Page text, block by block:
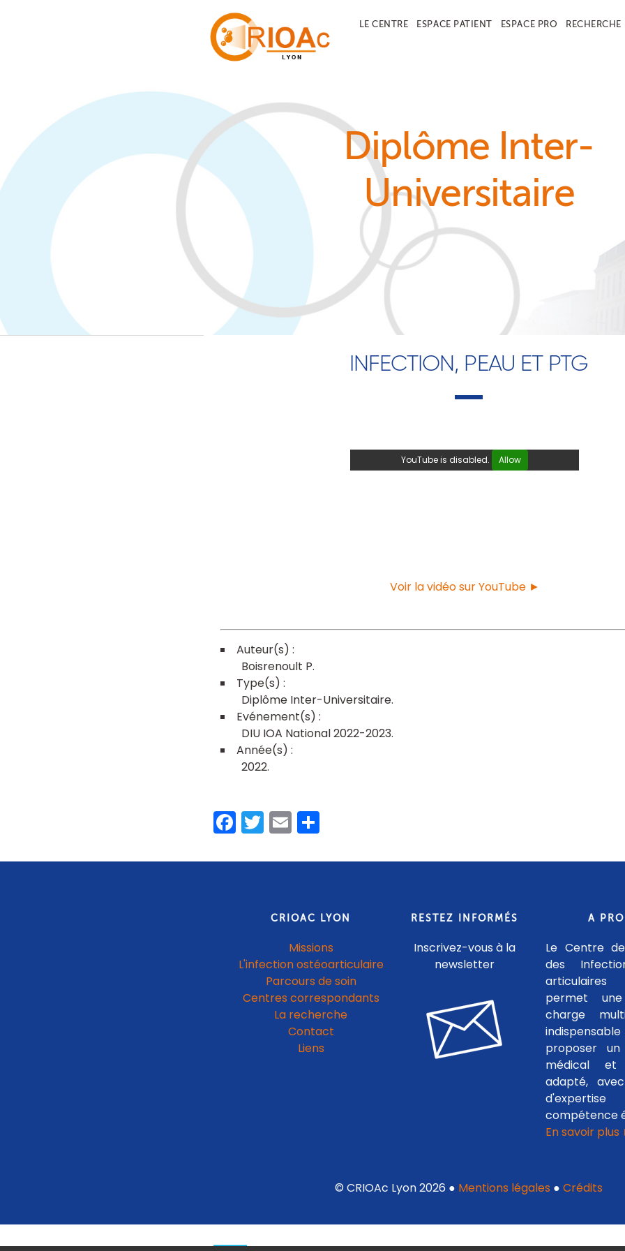
LE CENTRE ESPACE PATIENT ESPACE PRO RECHERCHE
Diplôme Inter-
Universitaire
INFECTION, PEAU ET PTG
YouTube is disabled. Allow
Voir la vidéo sur YouTube ►
Boisrenoult P
Diplôme Inter-Universitaire
DIU IOA National 2022-2023
2022
Facebook
Twitter
Email
CRIOAC LYON
Missions
L'infection ostéoarticulaire
Parcours de soin
Centres correspondants
La recherche
Contact
Liens
RESTEZ INFORMÉS
Inscrivez-vous à la
newsletter
A
Le Centre
des
articulaires
permet
charge
proposer
médical et
adapté,
compétence
En savoir
© CRIOAc Lyon 2026 ● Mentions légales ● Crédits